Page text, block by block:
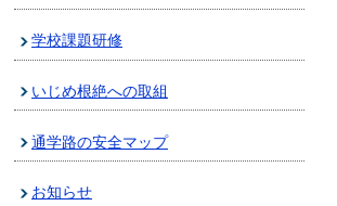
学校課題研修
いじめ根絶への取組
通学路の安全マップ
お知らせ